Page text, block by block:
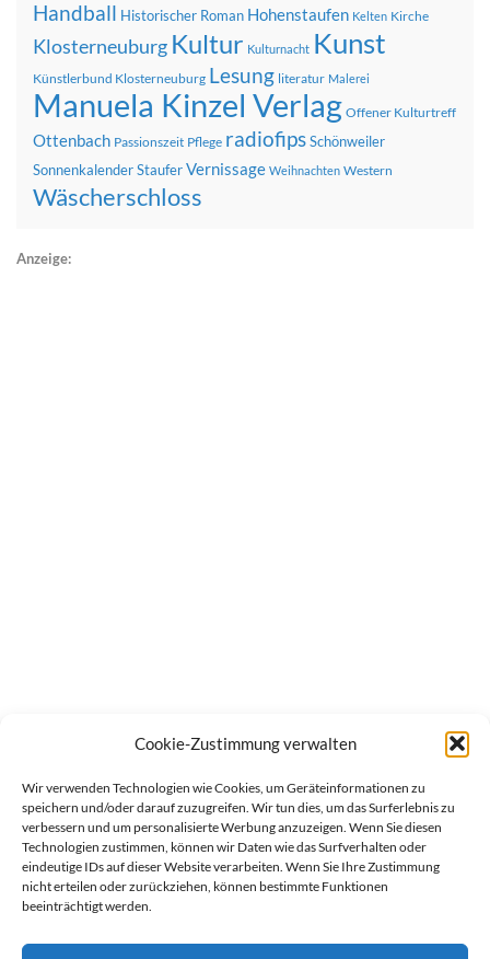
Cookie-Zustimmung verwalten
Wir verwenden Technologien wie Cookies, um Geräteinformationen zu
speichern und/oder darauf zuzugreifen. Wir tun dies, um das Surferlebnis zu
verbessern und um personalisierte Werbung anzuzeigen. Wenn Sie diesen
Technologien zustimmen, können wir Daten wie das Surfverhalten oder
eindeutige IDs auf dieser Website verarbeiten. Wenn Sie Ihre Zustimmung
nicht erteilen oder zurückziehen, können bestimmte Funktionen
beeinträchtigt werden.
Handball Historischer Roman Hohenstaufen Kelten Kirche
Klosterneuburg Kultur Kulturnacht Kunst
Künstlerbund Klosterneuburg Lesung literatur Malerei
Manuela Kinzel Verlag Offener Kulturtreff
Ottenbach Passionszeit Pflege radiofipsSchönweiler
SonnenkalenderStauferVernissage Weihnachten Western
Wäscherschloss
Anzeige: